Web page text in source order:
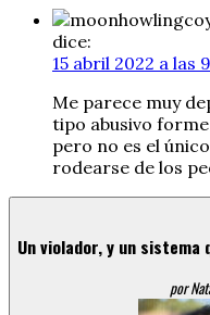
dice:
15 abril 2022 a las
Me parece muy
tipo abusivo
pero no es el
rodearse de los
Un violador, y un
por